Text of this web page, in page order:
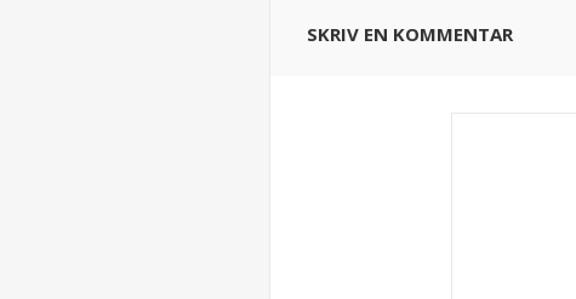
SKRIV EN KOMMENTAR